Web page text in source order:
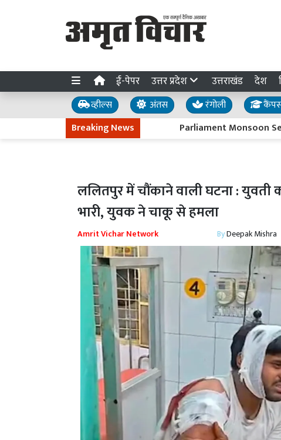
ई-पेपर उत्तर प्रदेश उत्तराखंड देश
व्हील्स अंतस रंगोली
Breaking News
Parliament Monsoon Session
ललितपुर में चौंकाने वाली घटना : युवती
भारी, युवक ने चाकू से हमला
Amrit Vichar Network ByDeepak Mishra